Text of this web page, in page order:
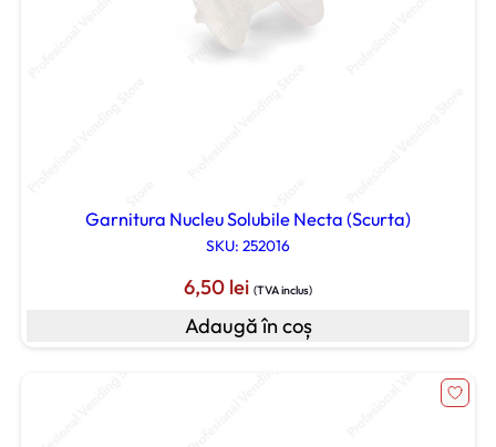
Garnitura Nucleu Solubile Necta (Scurta)
SKU: 252016
6,50 lei (TVA inclus)
Adaugă în coș